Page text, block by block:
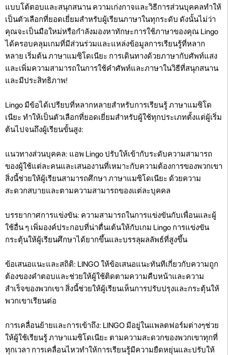
แบบโต้ตอบและสนุกสนาน ความเก่งกาจและวิธีการส่วนบุคคลทำให้
เป็นตัวเลือกที่ยอดเยี่ยมสำหรับผู้เรียนภาษาในทุกระดับ ดังนั้นไม่ว่า
คุณจะเป็นมือใหม่หรือกำลังมองหาทักษะการใช้ภาษาของคุณ Lingo
ได้ครอบคลุมเกมที่มีส่วนร่วมและแหล่งข้อมูลการเรียนรู้ที่หลาก
หลาย เริ่มต้น ภาษาแมซิโดเนียะ การเดินทางด้วยภาษากับศัพท์แสง
และเพิ่มความสามารถในการใช้คำศัพท์และภาษาในวิธีที่สนุกสนาน
และมีประสิทธิภาพ!
Lingo มีข้อได้เปรียบที่หลากหลายสำหรับการเรียนรู้ ภาษาแมซิโด
เนียะ ทำให้เป็นตัวเลือกที่ยอดเยี่ยมสำหรับผู้ใช้ทุกประเภทตั้งแต่ผู้เริ่ม
ต้นไปจนถึงผู้เรียนขั้นสูง:
แนวทางส่วนบุคคล: แอพ Lingo ปรับให้เข้ากับระดับความสามารถ
ของผู้ใช้แต่ละคนและเสนองานที่เหมาะกับความต้องการของพวกเขา
สิ่งนี้ช่วยให้ผู้เรียนสามารถศึกษา ภาษาแมซิโดเนียะ ด้วยความ
สะดวกสบายและตามความสามารถของแต่ละบุคคล
บรรยากาศการแข่งขัน: ความสามารถในการแข่งขันกับเพื่อนและผู้
ใช้อื่น ๆ เพิ่มองค์ประกอบที่น่าตื่นเต้นให้กับเกม Lingo การแข่งขัน
กระตุ้นให้ผู้เรียนศึกษาได้ยากขึ้นและบรรลุผลลัพธ์ที่สูงขึ้น
ข้อเสนอแนะและสถิติ: LINGO ให้ข้อเสนอแนะทันทีเกี่ยวกับความถูก
ต้องของคำตอบและช่วยให้ผู้ใช้ติดตามความคืบหน้าและความ
สำเร็จของพวกเขา สิ่งนี้ช่วยให้ผู้เรียนเห็นการปรับปรุงและกระตุ้นให้
พวกเขาเรียนต่อ
การเคลื่อนย้ายและการเข้าถึง: LINGO มีอยู่ในแพลตฟอร์มต่างๆช่วย
ให้ผู้ใช้เรียนรู้ ภาษาแมซิโดเนียะ ตามความสะดวกของพวกเขาทุกที่
ทุกเวลา การเคลื่อนไหวทำให้การเรียนรู้มีความยืดหยุ่นและปรับให้